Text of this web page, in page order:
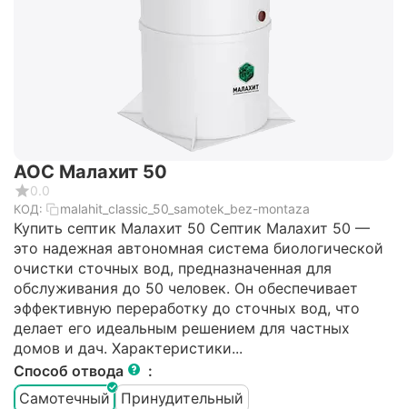
АОС Малахит 50
0.0
КОД: malahit_classic_50_samotek_bez-montaza
Купить септик Малахит 50 Септик Малахит 50 —
это надежная автономная система биологической
очистки сточных вод, предназначенная для
обслуживания до 50 человек. Он обеспечивает
эффективную переработку до сточных вод, что
делает его идеальным решением для частных
домов и дач. Характеристики...
Способ отвода
:
Самотечный
Принудительный